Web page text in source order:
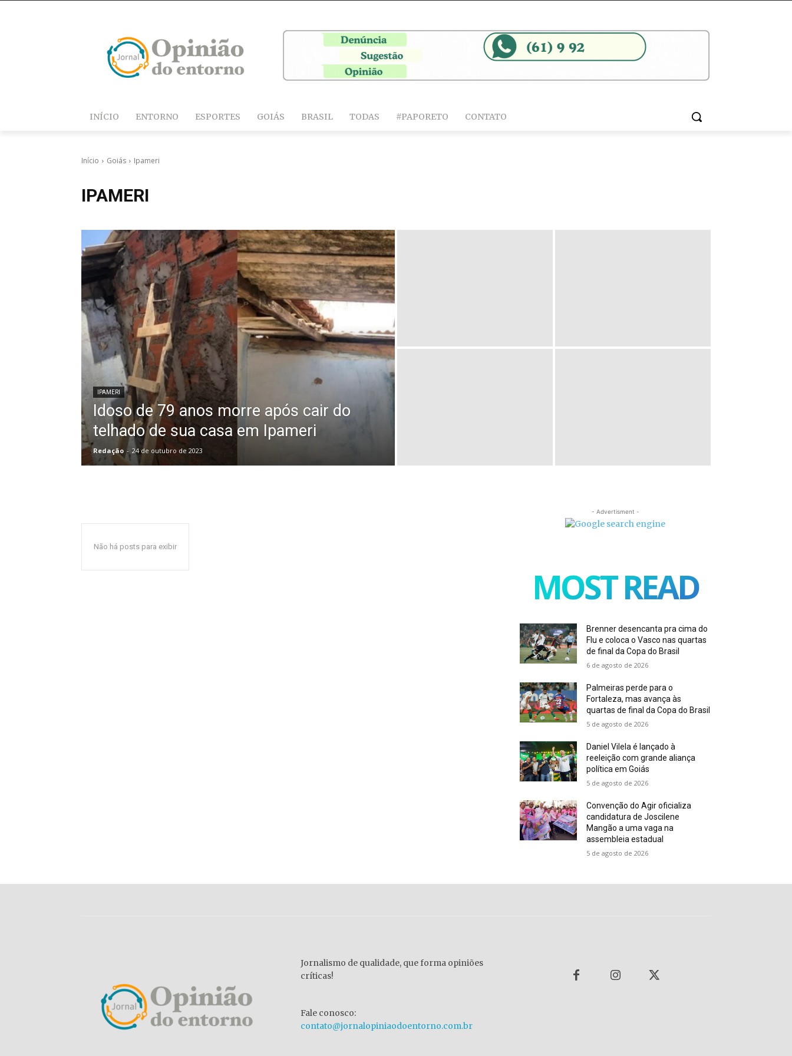
INÍCIO ENTORNO ESPORTES GOIÁS BRASIL TODAS #PAPORETO CONTATO
Início Goiás Ipameri
IPAMERI
IPAMERI
Idoso de 79 anos morre após cair do
telhado de sua casa em Ipameri
Redação - 24 de outubro de 2023
Não há posts para exibir
- Advertisment -
MOST READ
Brenner desencanta pra cima do
Flu e coloca o Vasco nas quartas
de final da Copa do Brasil
6 de agosto de 2026
Palmeiras perde para o
Fortaleza, mas avança às
quartas de final da Copa do Brasil
5 de agosto de 2026
Daniel Vilela é lançado à
reeleição com grande aliança
política em Goiás
5 de agosto de 2026
Convenção do Agir oficializa
candidatura de Joscilene
Mangão a uma vaga na
assembleia estadual
5 de agosto de 2026
Jornalismo de qualidade, que forma opiniões
críticas!
Fale conosco:
contato@jornalopiniaodoentorno.com.br